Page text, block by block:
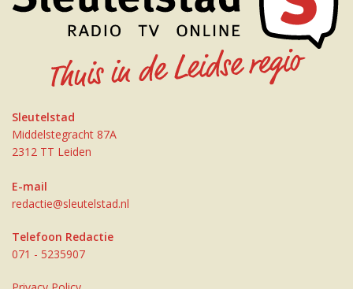
Sleutelstad
Middelstegracht 87A
2312 TT Leiden
E-mail
redactie@sleutelstad.nl
Telefoon Redactie
071 - 5235907